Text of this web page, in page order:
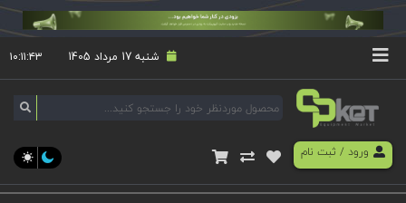
شنبه 17 مرداد 1405 ۱۰:۱۱:۴۳
ورود/ ثبت نام